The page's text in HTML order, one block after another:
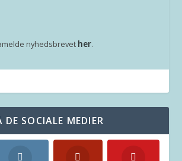
nyhedsbrevet her.
SOCIALE MEDIER